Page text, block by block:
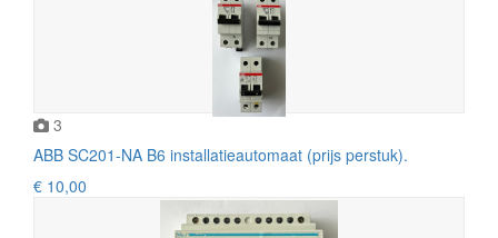
3
ABB SC201-NA B6 installatieautomaat (prijs perstuk).
€ 10,00